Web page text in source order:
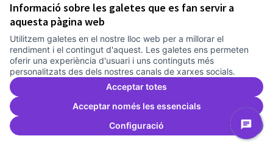
Informació sobre les galetes que es fan servir a
aquesta pàgina web
Utilitzem galetes en el nostre lloc web per a millorar el
rendiment i el contingut d'aquest. Les galetes ens permeten
oferir una experiència d'usuari i uns continguts més
personalitzats des dels nostres canals de xarxes socials.
Acceptar totes
Acceptar només les essencials
Configuració
Treballem el pla estratègic del Canòdrom
2 anys
Dinamització i facilitació
Donar suportIncubadora d'ILPs